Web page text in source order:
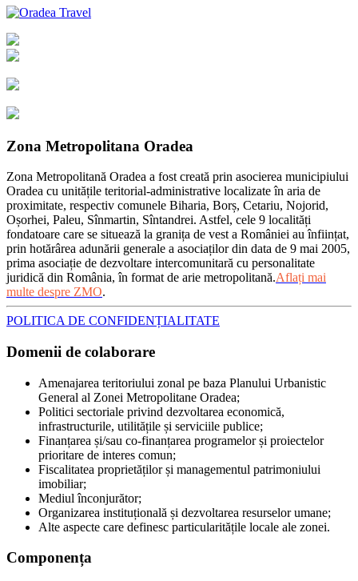
Zona Metropolitana Oradea
Zona Metropolitană Oradea a fost creată prin asocierea municipiului
Oradea cu unitățile teritorial-administrative localizate în aria de
proximitate, respectiv comunele Biharia, Borș, Cetariu, Nojorid,
Oșorhei, Paleu, Sînmartin, Sîntandrei. Astfel, cele 9 localități
fondatoare care se situează la granița de vest a României au înființat,
prin hotărârea adunării generale a asociaților din data de 9 mai 2005,
prima asociație de dezvoltare intercomunitară cu personalitate
juridică din România, în format de arie metropolitană.Aflați mai
multe despre ZMO.
POLITICA DE CONFIDENȚIALITATE
Domenii de colaborare
Amenajarea teritoriului zonal pe baza Planului Urbanistic
General al Zonei Metropolitane Oradea;
Politici sectoriale privind dezvoltarea economică,
infrastructurile, utilitățile și serviciile publice;
Finanțarea și/sau co-finanțarea programelor și proiectelor
prioritare de interes comun;
Fiscalitatea proprietăților și managementul patrimoniului
imobiliar;
Mediul înconjurător;
Organizarea instituțională și dezvoltarea resurselor umane;
Alte aspecte care definesc particularitățile locale ale zonei.
Componența